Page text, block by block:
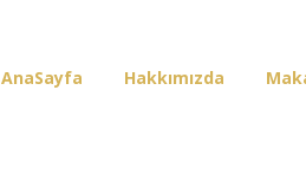
AnaSayfa Hakkımızda